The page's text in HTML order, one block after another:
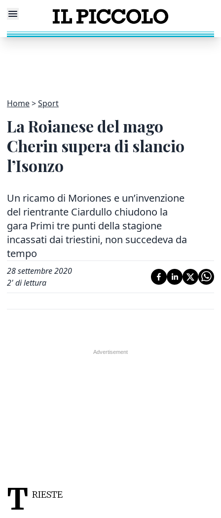
Home Sport
La Roianese del mago
Cherin supera di slancio
l’Isonzo
Un ricamo di Moriones e un’invenzione
del rientrante Ciardullo chiudono la
gara Primi tre punti della stagione
incassati dai triestini, non succedeva da
tempo
28 settembre 2020
2' di lettura
T RIESTE